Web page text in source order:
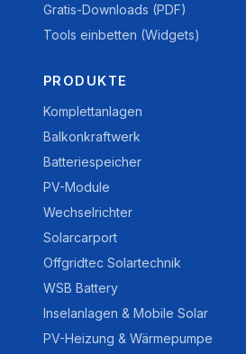
Gratis-Downloads (PDF)
Tools einbetten (Widgets)
PRODUKTE
Komplettanlagen
Balkonkraftwerk
Batteriespeicher
PV-Module
Wechselrichter
Solarcarport
Offgridtec Solartechnik
WSB Battery
Inselanlagen & Mobile Solar
PV-Heizung & Wärmepumpe